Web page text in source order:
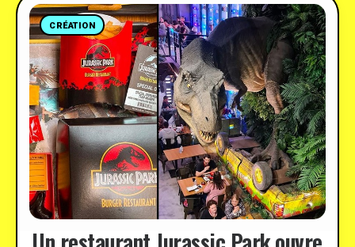
CRÉATION